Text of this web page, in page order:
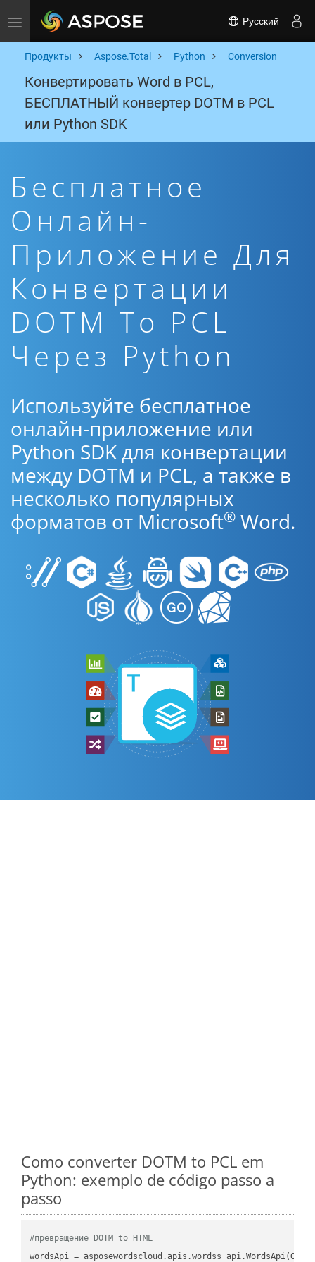
Toggle navigation Русский
Продукты Aspose.Total Python Conversion
Конвертировать Word в PCL,
БЕСПЛАТНЫЙ конвертер DOTM в PCL
или Python SDK
Бесплатное
Онлайн-
Приложение Для
Конвертации
DOTM To PCL
Через Python
Используйте бесплатное
онлайн-приложение или
Python SDK для конвертации
между DOTM и PCL, а также в
несколько популярных
форматов от Microsoft® Word.
Como converter DOTM to PCL em
Python: exemplo de código passo a
passo
#превращение DOTM to HTML
wordsApi =